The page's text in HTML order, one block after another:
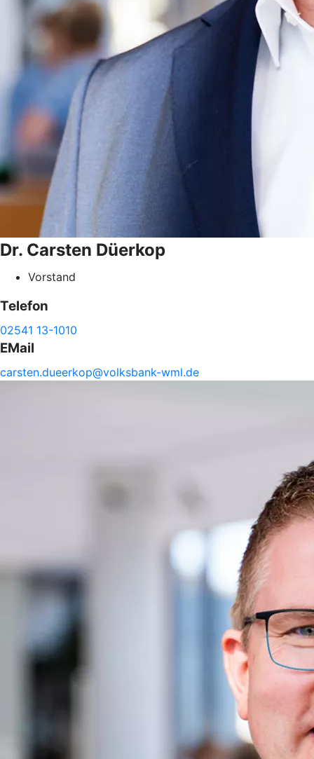
Dr. Carsten Düerkop
Vorstand
Telefon
02541 13-1010
EMail
carsten.dueerkop@volksbank-wml.de